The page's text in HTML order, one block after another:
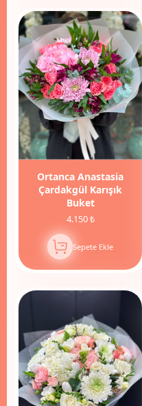
Ortanca Anastasia
Çardakgül Karışık
Buket
4.150 ₺
Sepete Ekle